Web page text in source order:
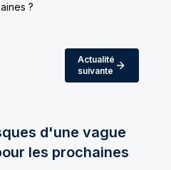
?
Actualité
suivante
d'une vague
les prochaines